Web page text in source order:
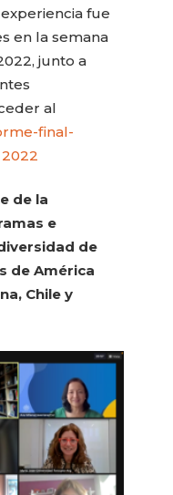
fue
en la semana
junto a
al
final-
de la
e
de
de América
Chile y